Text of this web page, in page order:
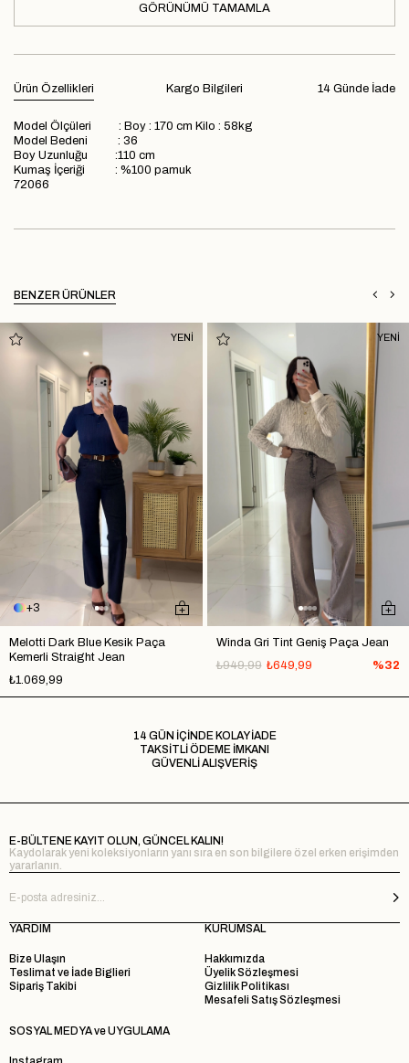
GÖRÜNÜMÜ TAMAMLA
Ürün Özellikleri 14 Günde İade
Kargo Bilgileri
Model Ölçüleri : Boy : 170 cm Kilo : 58kg
Model Bedeni : 36
Boy Uzunluğu :110 cm
Kumaş İçeriği : %100 pamuk
72066
BENZER ÜRÜNLER
3
Melotti Dark Blue Kesik Paça
Kemerli Straight Jean
₺1.069,99
YENİ
Winda Gri Tint Geniş Paça Jean
₺649,99
₺949,99 %32
YENİ
14 GÜN İÇİNDE KOLAY İADE
TAKSİTLİ ÖDEME İMKANI
GÜVENLİ ALIŞVERİŞ
E-BÜLTENE KAYIT OLUN, GÜNCEL KALIN!
Kaydolarak yeni koleksiyonların yanı sıra en son bilgilere özel erken erişimden
yararlanın.
YARDIM
Bize Ulaşın
Teslimat ve İade Biglieri
Sipariş Takibi
KURUMSAL
Hakkımızda
Üyelik Sözleşmesi
Gizlilik Politikası
Mesafeli Satış Sözleşmesi
SOSYAL MEDYA ve UYGULAMA